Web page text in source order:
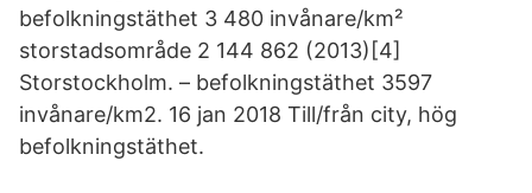
befolkningstäthet 3 480 invånare/km²
storstadsområde 2 144 862 (2013)[4]
Storstockholm. – befolkningstäthet 3597
invånare/km2. 16 jan 2018 Till/från city, hög
befolkningstäthet.